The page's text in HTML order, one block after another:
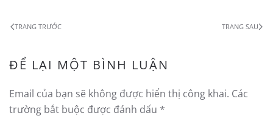
TRANG TRƯỚC TRANG SAU
ĐỂ LẠI MỘT BÌNH LUẬN
Email của bạn sẽ không được hiển thị công khai. Các
trường bắt buộc được đánh dấu *